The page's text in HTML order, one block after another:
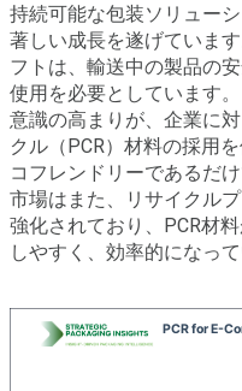
持続可能な包装ソリュー
著しい成長を遂げていま
フトは、輸送中の製品の
使用を必要としています
意識の高まりが、企業に
クル（PCR）材料の採用
コフレンドリーであるだ
市場はまた、リサイクル
強化されており、PCR材
しやすく、効率的になって